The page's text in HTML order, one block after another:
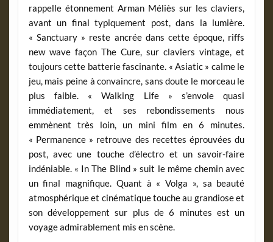
rappelle étonnement Arman Méliès sur les claviers,
avant un final typiquement post, dans la lumière.
« Sanctuary » reste ancrée dans cette époque, riffs
new wave façon The Cure, sur claviers vintage, et
toujours cette batterie fascinante. « Asiatic » calme le
jeu, mais peine à convaincre, sans doute le morceau le
plus faible. « Walking Life » s’envole quasi
immédiatement, et ses rebondissements nous
emmènent très loin, un mini film en 6 minutes.
« Permanence » retrouve des recettes éprouvées du
post, avec une touche d’électro et un savoir-faire
indéniable. « In The Blind » suit le même chemin avec
un final magnifique. Quant à « Volga », sa beauté
atmosphérique et cinématique touche au grandiose et
son développement sur plus de 6 minutes est un
voyage admirablement mis en scène.